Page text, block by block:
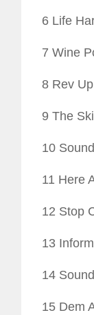
6 Life
7 Wine
8 Rev
9 The
10
11 Here
12 Stop
13
14
15 Dem